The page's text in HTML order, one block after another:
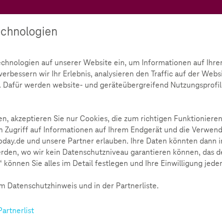
Gestalten.
vereinbart. Wenn viele mithelfen, wird unsere Welt
Medien Ressourcen zu sparen und trotzdem Spaß zu
Leitfaden, um gemeinsam mit Ihren Schüler*innen
auf unserer Website ein, um Informationen auf
wir Ihr Erlebnis, analysieren den Traffic auf der
Dafür werden website- und geräteübergreifend
akzeptieren Sie nur Cookies, die zum richtigen
Zugriff auf Informationen auf Ihrem Endgerät und die
und unsere Partner erlauben. Ihre Daten könnten dann
wo wir kein Datenschutzniveau garantieren können, das
können Sie alles im Detail festlegen und Ihre Einwilligung
Datenschutzhinweis und in der Partnerliste.